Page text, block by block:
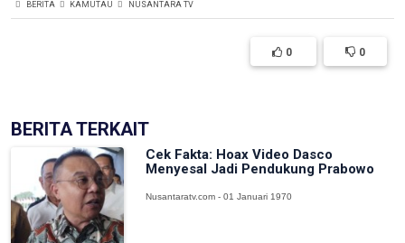
BERITA KAMUTAU NUSANTARA TV
0 0
BERITA TERKAIT
Cek Fakta: Hoax Video Dasco
Menyesal Jadi Pendukung Prabowo
Nusantaratv.com - 01 Januari 1970